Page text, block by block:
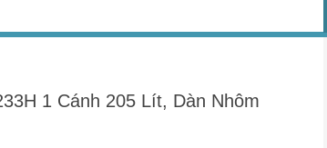
1 Cánh 205 Lít, Dàn Nhôm